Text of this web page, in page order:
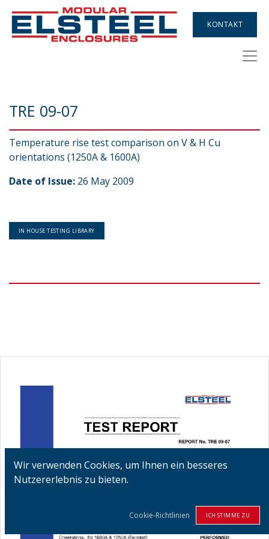
KONTAKT
TRE 09-07
Temperature rise test comparison on V & H Cu
orientations (1250A & 1600A)
Date of Issue: 26 May 2009
IN HOUSE TESTING LIBRARY
Wir verwenden Cookies, um Ihnen ein besseres
Nutzererlebnis zu bieten.
Cookie-Richtlinien ICH STIMME ZU